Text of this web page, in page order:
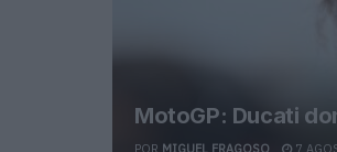
MotoGP: Ducati
POR MIGUEL FRAGOSO 7